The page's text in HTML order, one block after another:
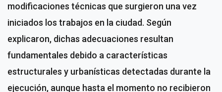
modificaciones técnicas que surgieron una vez
iniciados los trabajos en la ciudad. Según
explicaron, dichas adecuaciones resultan
fundamentales debido a características
estructurales y urbanísticas detectadas durante la
ejecución, aunque hasta el momento no recibieron